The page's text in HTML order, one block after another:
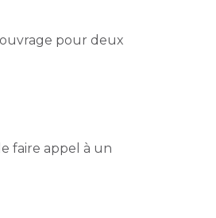
pour deux
faire appel à un